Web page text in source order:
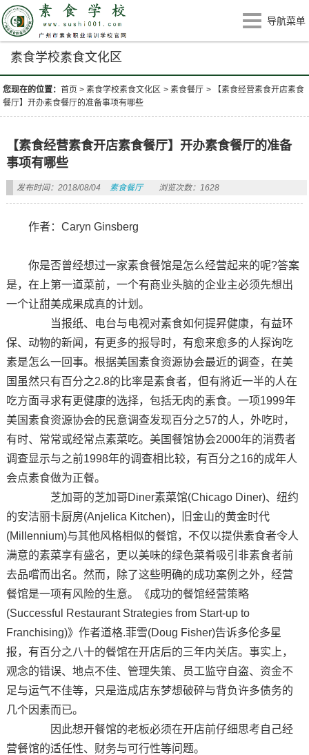
导航菜单
素食学校素食文化区
您现在的位置：首页 >素食学校素食文化区 >素食餐厅 >
【素食经营素食开店素食
餐厅】开办素食餐厅的准备事项有哪些
【素食经营素食开店素食餐厅】开办素食餐厅的准备
事项有哪些
发布时间：2018/08/04 素食餐厅 浏览次数：1628
作者：Caryn Ginsberg
你是否曾经想过一家素食餐馆是怎么经营起来的呢?答案
是，在上第一道菜前，一个有商业头脑的企业主必须先想出
一个让甜美成果成真的计划。
当报纸、电台与电视对素食如何提昇健康，有益环
保、动物的新闻，有更多的报导时，有愈来愈多的人探询吃
素是怎么一回事。根据美国素食资源协会最近的调查，在美
国虽然只有百分之2.8的比率是素食者，但有將近一半的人在
吃方面寻求有更健康的选择，包括无肉的素食。一项1999年
美国素食资源协会的民意调查发现百分之57的人，外吃时，
有时、常常或经常点素菜吃。美国餐馆协会2000年的消费者
调查显示与之前1998年的调查相比较，有百分之16的成年人
会点素食做为正餐。
芝加哥的芝加哥Diner素菜馆(Chicago Diner)、纽约
的安洁丽卡厨房(Anjelica Kitchen)，旧金山的黄金时代
(Millennium)与其他风格相似的餐馆，不仅以提供素食者令人
满意的素菜享有盛名，更以美味的绿色菜肴吸引非素食者前
去品嚐而出名。然而，除了这些明确的成功案例之外，经营
餐馆是一项有风险的生意。《成功的餐馆经营策略
(Successful Restaurant Strategies from Start-up to
Franchising)》作者道格.菲雪(Doug Fisher)告诉多伦多星
报，有百分之八十的餐馆在开店后的三年内关店。事实上，
观念的错误、地点不佳、管理失策、员工监守自盗、资金不
足与运气不佳等，只是造成店东梦想破碎与背负许多债务的
几个因素而已。
因此想开餐馆的老板必须在开店前仔细思考自己经
营餐馆的适任性、财务与可行性等问题。